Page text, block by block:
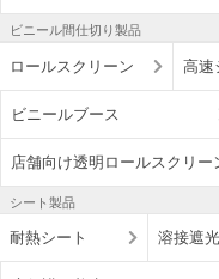
ビニール間仕切り製品
ロールスクリーン 高速
ビニールブース
店舗向け透明ロールスクリー
シート製品
耐熱シート 溶接遮